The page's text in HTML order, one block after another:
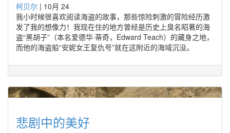
柯贝尔 | 10月 24
我小时候很喜欢阅读海盗的故事，那些惊险刺激的冒险经历激
发了我的想像力！我现在住的地方曾经是历史上臭名昭著的海
盗“黑胡子”（本名爱德华·蒂奇，Edward Teach）的藏身之地，
而他的海盗船“安妮女王复仇号”就在这附近的海域沉没。
悲剧中的美好